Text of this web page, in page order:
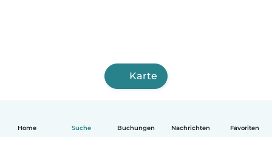
Home Suche Buchungen Nachrichten Favoriten
Karte